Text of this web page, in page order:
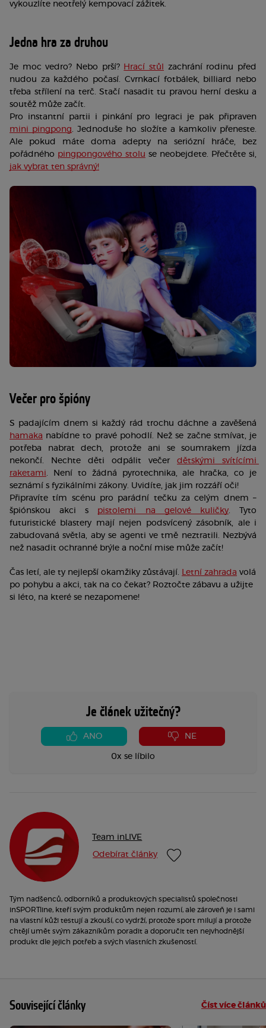
vykouzlíte neotřelý kempovací zážitek.
Jedna hra za druhou
Je moc vedro? Nebo prší? Hrací stůl
zachrání rodinu před
nudou za každého počasí. Cvrnkací fotbálek, billiard nebo
třeba střílení na terč. Stačí nasadit tu pravou herní desku a
soutěž může začít.
mini pingpong. Jednoduše ho složíte a kamkoliv přeneste.
Ale pokud máte doma adepty na seriózní hráče, bez
pořádného pingpongového stolu
jak vybrat ten správný!
Večer pro špióny
hamaka nabídne to pravé pohodlí. Než se začne stmívat, je
potřeba nabrat dech, protože ani se soumrakem jízda
nekončí. Nechte děti odpálit večer dětskými svítícími
raketami. Není to žádná pyrotechnika, ale hračka, co je
seznámí s fyzikálními zákony. Uvidíte, jak jim rozzáří oči!
Připravíte tím scénu pro parádní tečku za celým dnem –
špiónskou akci s pistolemi na gelové kuličky. Tyto
futuristické blastery mají nejen podsvícený zásobník, ale i
zabudovaná světla, aby se agenti ve tmě neztratili. Nezbývá
než nasadit ochranné brýle a noční mise může začít!
Čas letí, ale ty nejlepší okamžiky zůstávají. Letní zahrada volá
po pohybu a akci, tak na co čekat? Roztočte zábavu a užijte
si léto, na které se nezapomene!
Je článek užitečný?
ANO NE
0x se líbilo
Team inLIVE
Odebírat články
Tým nadšenců, odborníků a produktových specialistů společnosti
inSPORTline, kteří svým produktům nejen rozumí, ale zároveň je i sami
na vlastní kůži testují a zkouší, co vydrží, protože sport milují a protože
chtějí umět svým zákazníkům poradit a doporučit ten nejvhodnější
produkt dle jejich potřeb a svých vlastních zkušeností.
Související články Číst více článků